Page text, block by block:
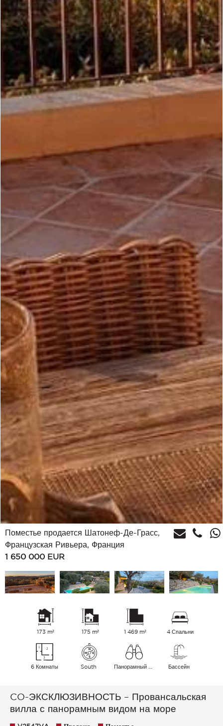
Поместье продается Шатонеф-Де-Грасс,
Французская Ривьера, Франция
1 650 000 EUR
173 m² 175 m² 1 469 m² 4 Спальни
6 Комнаты South Бассейн
CO-ЭКСКЛЮЗИВНОСТЬ – Провансальская
вилла с панорамным видом на море